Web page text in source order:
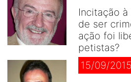
Incitação
de ser
ação foi
petistas?
15/09/2015